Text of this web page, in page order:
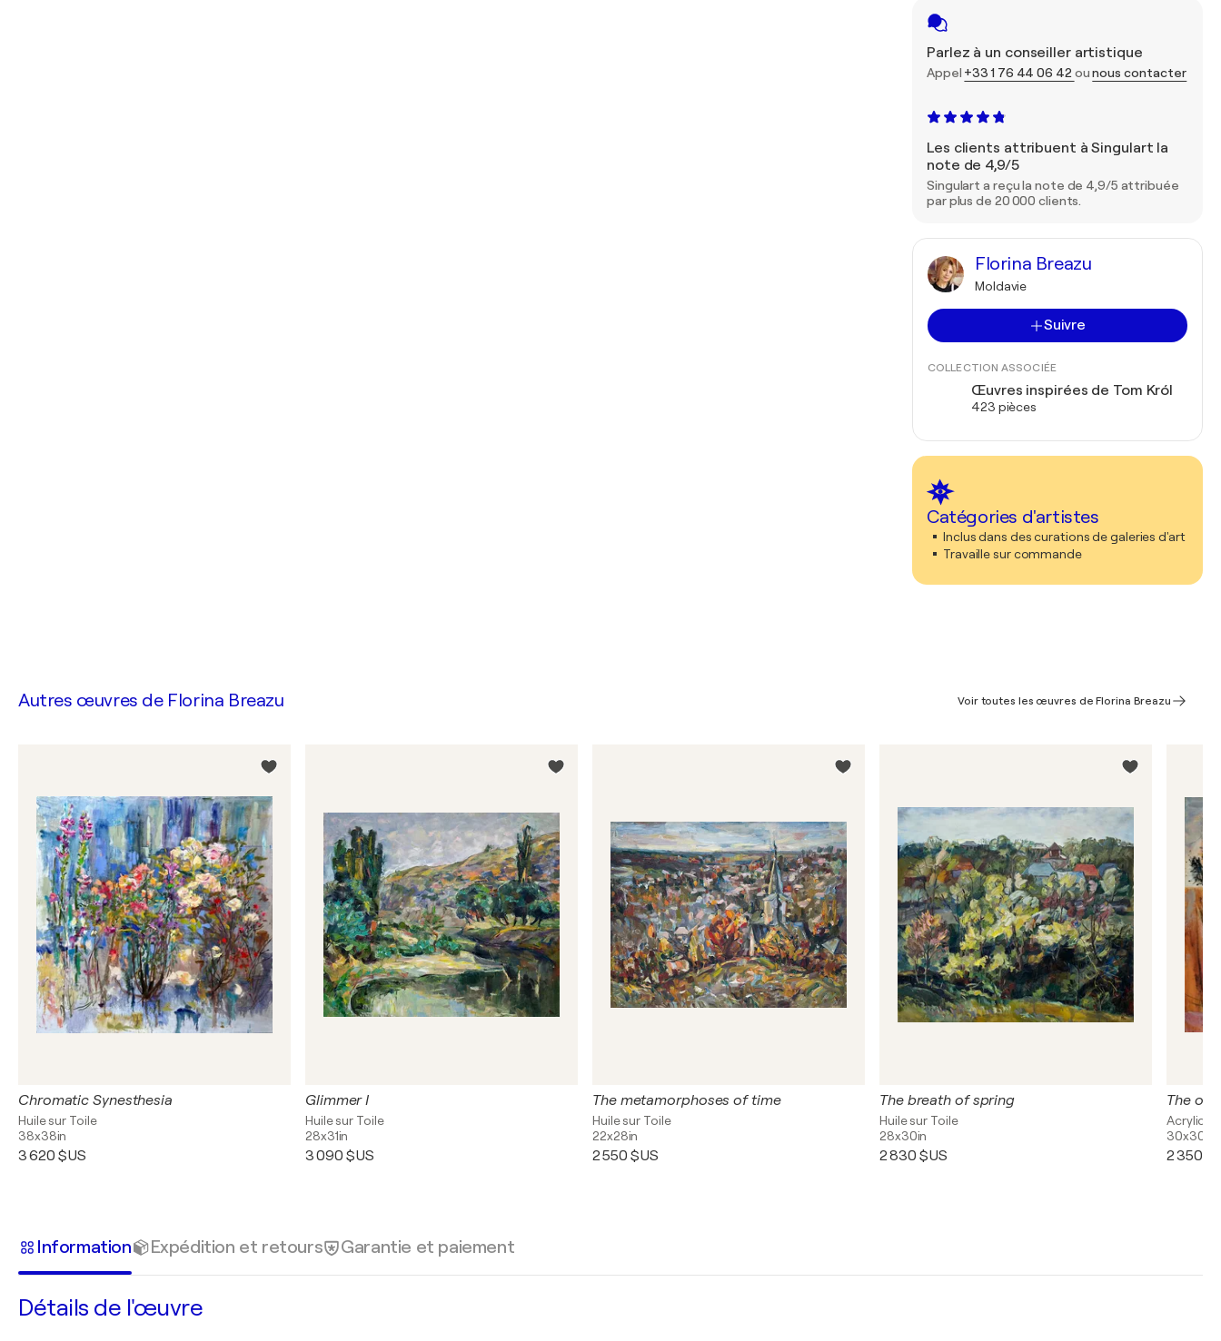
Parlez à un conseiller artistique
Appel +33 1 76 44 06 42 ounous contacter
Les clients attribuent à Singulart la
note de 4,9/5
Singulart a reçu la note de 4,9/5 attribuée
par plus de 20 000 clients.
Florina Breazu
Moldavie
Suivre
COLLECTION ASSOCIÉE
Œuvres inspirées de Tom Król
423 pièces
Catégories d'artistes
Inclus dans des curations de galeries d'art
Travaille sur commande
Autres œuvres de Florina Breazu Voir toutes les œuvres de Florina Breazu
Chromatic Synesthesia
Huile sur Toile
38x38in
3 620 $US
Glimmer I
Huile sur Toile
28x31in
3 090 $US
The metamorphoses of time
Huile sur Toile
22x28in
2 550 $US
The breath of spring
Huile sur Toile
28x30in
2 830 $US
The
30x30in
2 350
Information Expédition et retours Garantie et paiement
Détails de l'œuvre